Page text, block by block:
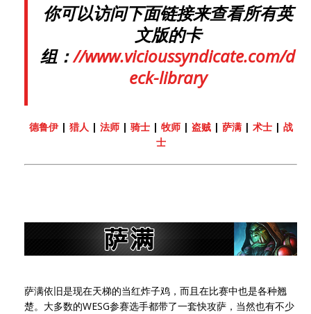
你可以访问下面链接来查看所有英
文版的卡
组：//www.vicioussyndicate.com/d
eck-library
德鲁伊| 猎人 | 法师| 骑士| 牧师| 盗贼| 萨满| 术士| 战
士
萨满依旧是现在天梯的当红炸子鸡，而且在比赛中也是各种翘
楚。大多数的WESG参赛选手都带了一套快攻萨，当然也有不少